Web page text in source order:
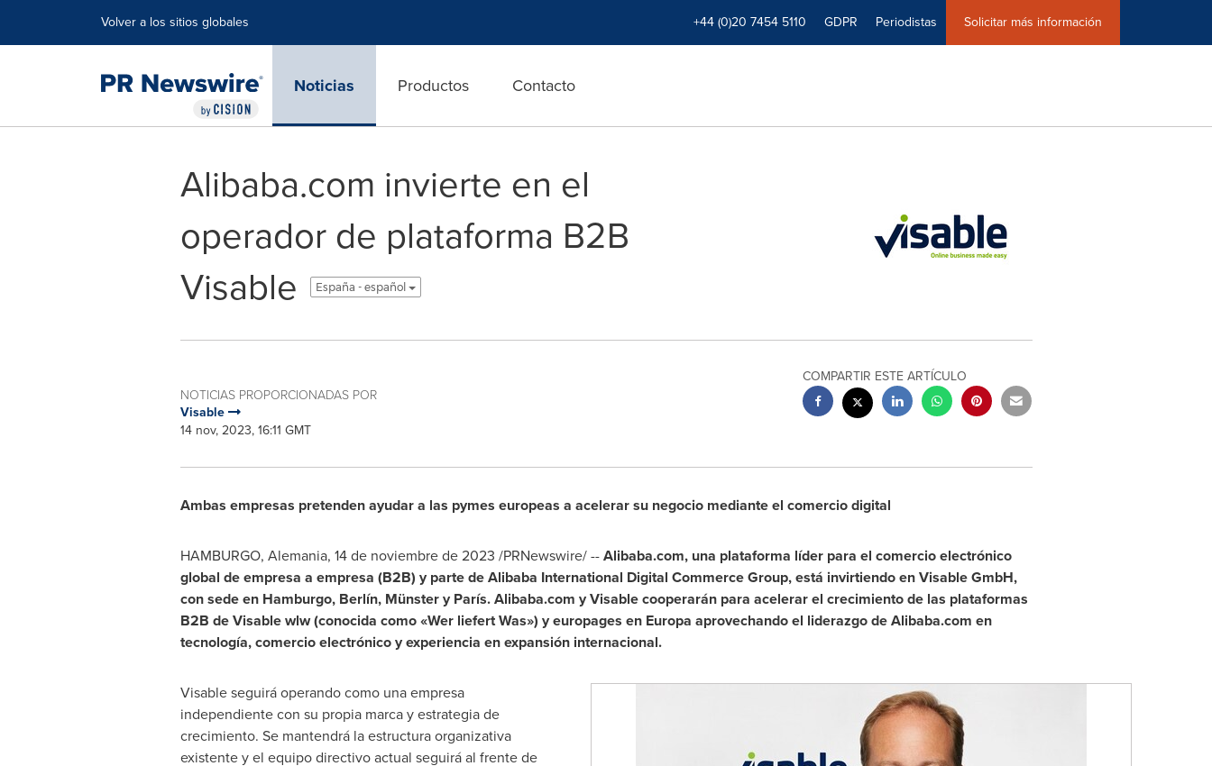
Volver a los sitios globales +44 (0)20 7454 5110 GDPR Periodistas Solicitar más información
Noticias Productos Contacto
Alibaba.com invierte en el
operador de plataforma B2B
Visable
España - español
NOTICIAS PROPORCIONADAS POR
Visable
14 nov, 2023, 16:11 GMT
COMPARTIR ESTE ARTÍCULO
Ambas empresas pretenden ayudar a las pymes europeas a acelerar su negocio mediante el comercio digital
HAMBURGO, Alemania, 14 de noviembre de 2023 /PRNewswire/ --Alibaba.com, una plataforma líder para el comercio electrónico
global de empresa a empresa (B2B) y parte de Alibaba International Digital Commerce Group, está invirtiendo en Visable GmbH,
con sede en Hamburgo, Berlín, Münster y París. Alibaba.com y Visable cooperarán para acelerar el crecimiento de las plataformas
B2B de Visable wlw (conocida como «Wer liefert Was») y europages en Europa aprovechando el liderazgo de Alibaba.com en
tecnología, comercio electrónico y experiencia en expansión internacional.
Visable seguirá operando como una empresa
independiente con su propia marca y estrategia de
crecimiento. Se mantendrá la estructura organizativa
existente y el equipo directivo actual seguirá al frente de